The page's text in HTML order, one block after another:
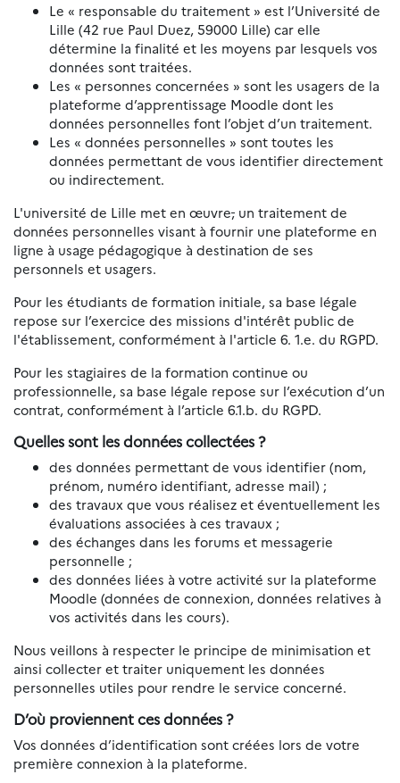
Le « responsable du traitement » est l’Université de
Lille (42 rue Paul Duez, 59000 Lille) car elle
détermine la finalité et les moyens par lesquels vos
données sont traitées.
Les « personnes concernées » sont les usagers de la
plateforme d’apprentissage Moodle dont les
données personnelles font l’objet d’un traitement.
Les « données personnelles » sont toutes les
données permettant de vous identifier directement
ou indirectement.
L'université de Lille met en œuvre, un traitement de
données personnelles visant à fournir une plateforme en
ligne à usage pédagogique à destination de ses
personnels et usagers.
Pour les étudiants de formation initiale, sa base légale
repose sur l’exercice des missions d'intérêt public de
l'établissement, conformément à l'article 6. 1.e. du RGPD.
Pour les stagiaires de la formation continue ou
professionnelle, sa base légale repose sur l’exécution d’un
contrat, conformément à l’article 6.1.b. du RGPD.
Quelles sont les données collectées ?
des données permettant de vous identifier (nom,
prénom, numéro identifiant, adresse mail) ;
des travaux que vous réalisez et éventuellement les
évaluations associées à ces travaux ;
des échanges dans les forums et messagerie
personnelle ;
des données liées à votre activité sur la plateforme
Moodle (données de connexion, données relatives à
vos activités dans les cours).
Nous veillons à respecter le principe de minimisation et
ainsi collecter et traiter uniquement les données
personnelles utiles pour rendre le service concerné.
D’où proviennent ces données ?
Vos données d’identification sont créées lors de votre
première connexion à la plateforme.